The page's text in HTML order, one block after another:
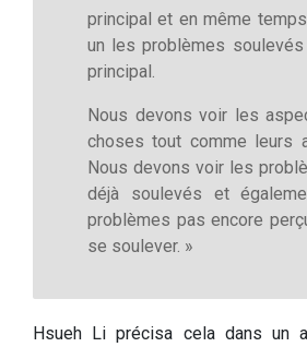
principal et en même
un les problèmes soulevés
principal.
Nous devons voir les
choses tout comme leurs
Nous devons voir les
déjà soulevés et
problèmes pas encore
se soulever. »
Hsueh Li précisa cela dans un